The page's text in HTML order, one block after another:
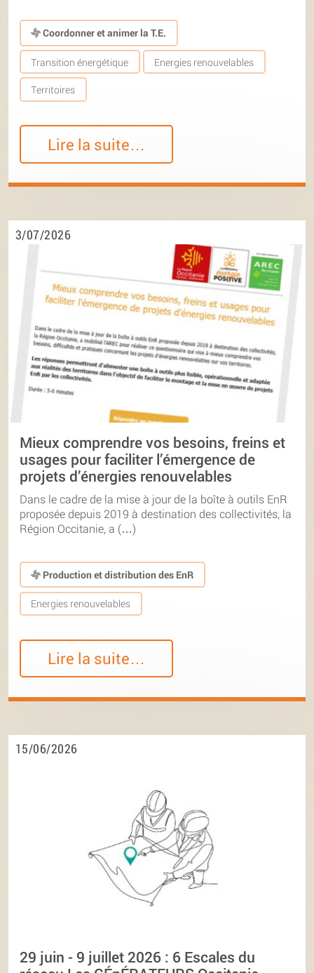
Coordonner et animer la T.E.
Transition énergétique Energies renouvelables
Territoires
Lire la suite…
3/07/2026
Mieux comprendre vos besoins, freins et
usages pour faciliter l’émergence de
projets d’énergies renouvelables
Dans le cadre de la mise à jour de la boîte à outils EnR
proposée depuis 2019 à destination des collectivités, la
Région Occitanie, a (…)
Production et distribution des EnR
Energies renouvelables
Lire la suite…
15/06/2026
29 juin - 9 juillet 2026 : 6 Escales du